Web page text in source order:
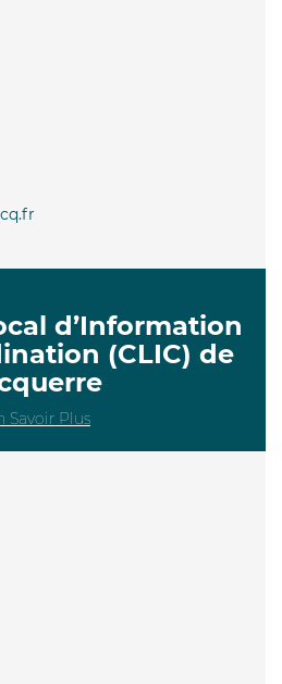
d’Information
(CLIC) de
Savoir Plus